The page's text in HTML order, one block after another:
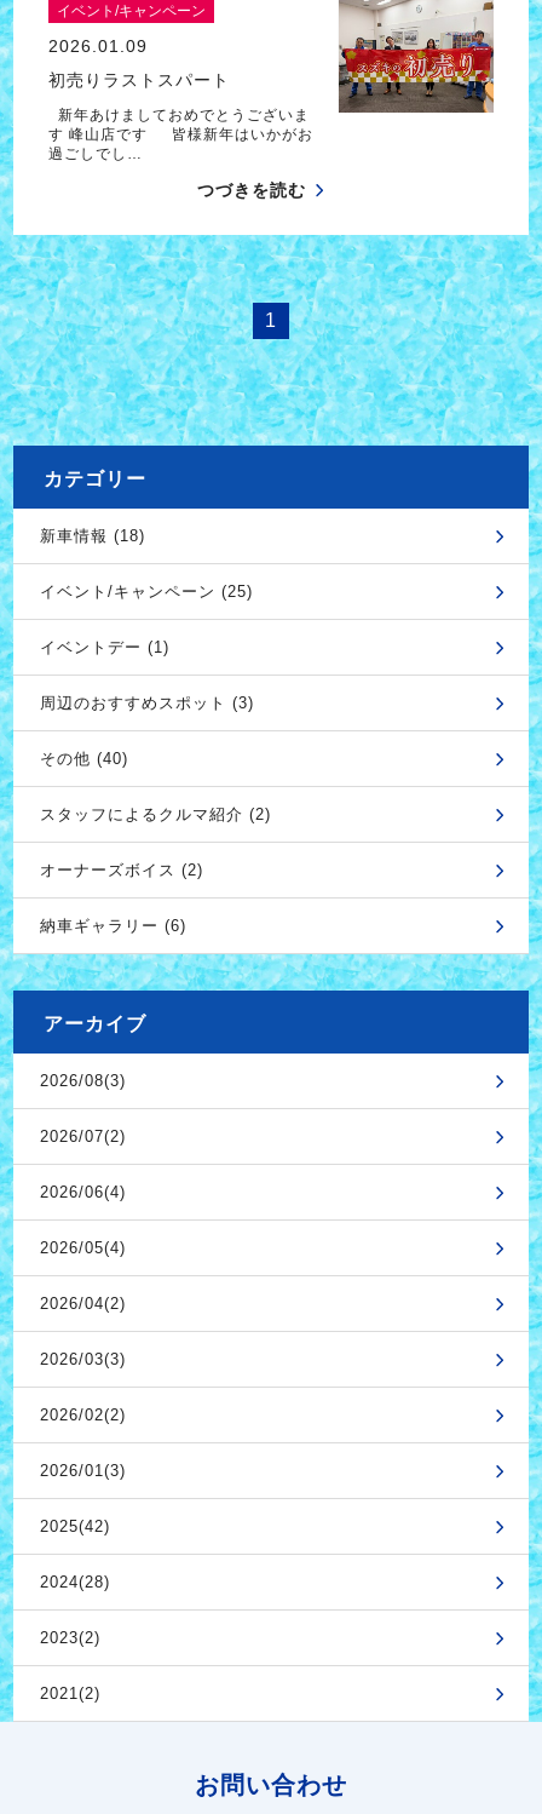
イベント/キャンペーン
2026.01.09
初売りラストスパート
新年あけましておめでとうございま
す 峰山店です 皆様新年はいかがお
過ごしでし…
つづきを読む
1
カテゴリー
新車情報 (18)
イベント/キャンペーン (25)
イベントデー (1)
周辺のおすすめスポット (3)
その他 (40)
スタッフによるクルマ紹介 (2)
オーナーズボイス (2)
納車ギャラリー (6)
アーカイブ
2026/08(3)
2026/07(2)
2026/06(4)
2026/05(4)
2026/04(2)
2026/03(3)
2026/02(2)
2026/01(3)
2025(42)
2024(28)
2023(2)
2021(2)
お問い合わせ